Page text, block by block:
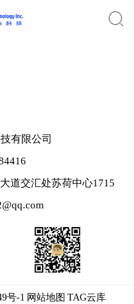
有限公司
道交汇处苏荷中心1715
号-1 网站地图 TAG云库